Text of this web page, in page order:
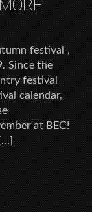
festival ,
Since the
festival
calendar,
at BEC!